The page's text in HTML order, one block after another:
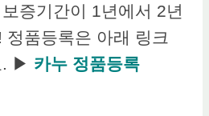
증기간이 1년에서 2년
정품등록은 아래 링크
. ▶ 카누 정품등록